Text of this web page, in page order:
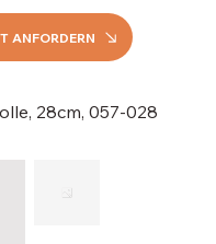
ANFORDERN
28cm, 057-028